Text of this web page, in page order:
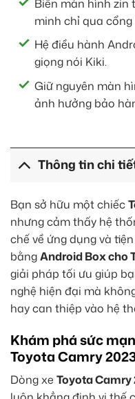
Biến màn hình
minh chỉ qua cổng
Hệ điều hành
giọng nói Kiki.
Giữ nguyên màn
ảnh hưởng bảo
Thông tin chi
Bạn sở hữu một chiếc
nhưng cảm thấy hệ
chế về ứng dụng và
bằngAndroid Box cho
giải pháp tối ưu giúp
nghệ hiện đại mà
hay can thiệp vào hệ
Khám phá sức
Toyota Camry
Dòng xe Toyota Camry